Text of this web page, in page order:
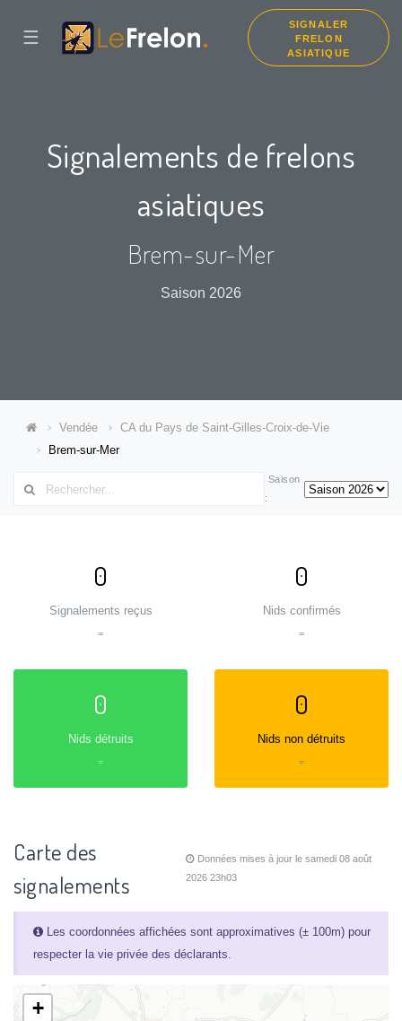
☰
SIGNALER
FRELON
ASIATIQUE
Signalements de frelons
asiatiques
Brem-sur-Mer
Saison 2026
Vendée
CA du Pays de Saint-Gilles-Croix-de-Vie
Brem-sur-Mer
Saison
:
0
Signalements reçus
=
0
Nids confirmés
=
0
Nids détruits
=
0
Nids non détruits
=
Carte des
signalements
Données mises à jour le samedi 08 août
2026 23h03
Les coordonnées affichées sont approximatives (± 100m) pour
respecter la vie privée des déclarants.
+